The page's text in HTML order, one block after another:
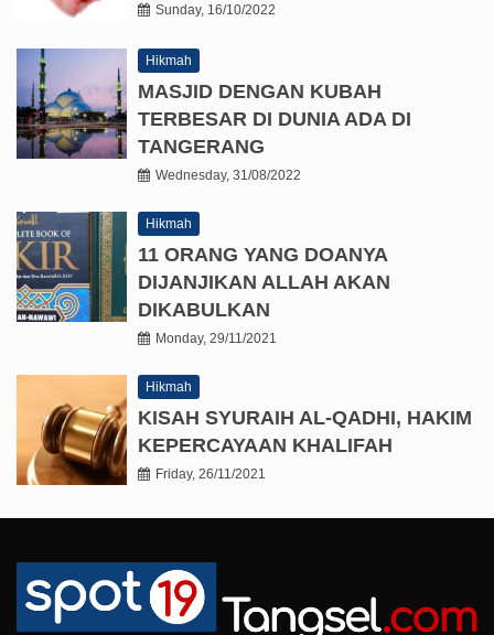
Sunday, 16/10/2022
Hikmah
MASJID DENGAN KUBAH
TERBESAR DI DUNIA ADA DI
TANGERANG
Wednesday, 31/08/2022
Hikmah
11 ORANG YANG DOANYA
DIJANJIKAN ALLAH AKAN
DIKABULKAN
Monday, 29/11/2021
Hikmah
KISAH SYURAIH AL-QADHI, HAKIM
KEPERCAYAAN KHALIFAH
Friday, 26/11/2021